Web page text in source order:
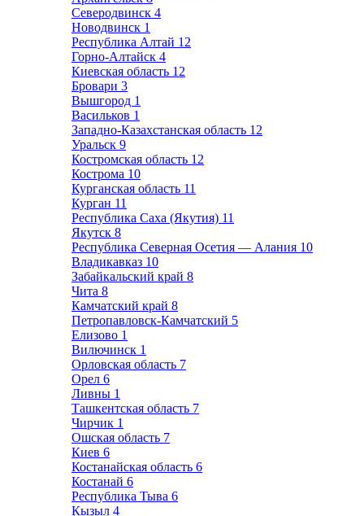
Северодвинск 4
Новодвинск 1
Республика Алтай 12
Горно-Алтайск 4
Киевская область 12
Бровари 3
Вышгород 1
Васильков 1
Западно-Казахстанская область 12
Уральск 9
Костромская область 12
Кострома 10
Курганская область 11
Курган 11
Республика Саха (Якутия) 11
Якутск 8
Республика Северная Осетия — Алания 10
Владикавказ 10
Забайкальский край 8
Чита 8
Камчатский край 8
Петропавловск-Камчатский 5
Елизово 1
Вилючинск 1
Орловская область 7
Орел 6
Ливны 1
Ташкентская область 7
Чирчик 1
Ошская область 7
Киев 6
Костанайская область 6
Костанай 6
Республика Тыва 6
Кызыл 4